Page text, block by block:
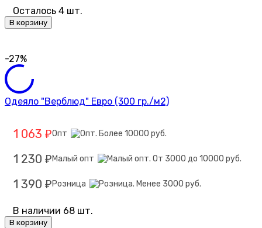
Осталось 4 шт.
В корзину
-27%
Одеяло "Верблюд" Евро (300 гр./м2)
1 063 ₽Опт
1 230 ₽ Малый опт
1 390 ₽ Розница
В наличии 68 шт.
В корзину